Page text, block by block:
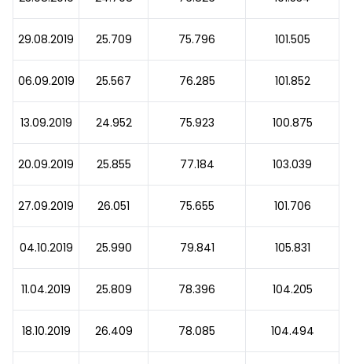
29.08.2019 25.709 75.796 101.505
06.09.2019 25.567 76.285 101.852
13.09.2019 24.952 75.923 100.875
20.09.2019 25.855 77.184 103.039
27.09.2019 26.051 75.655 101.706
04.10.2019 25.990 79.841 105.831
11.04.2019 25.809 78.396 104.205
18.10.2019 26.409 78.085 104.494